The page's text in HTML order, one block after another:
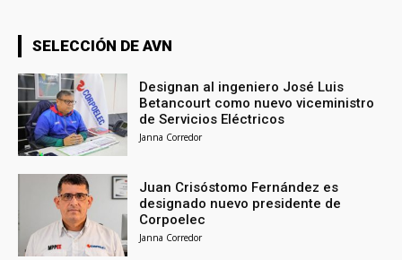
SELECCIÓN DE AVN
Designan al ingeniero José Luis
Betancourt como nuevo viceministro
de Servicios Eléctricos
Janna Corredor
Juan Crisóstomo Fernández es
designado nuevo presidente de
Corpoelec
Janna Corredor